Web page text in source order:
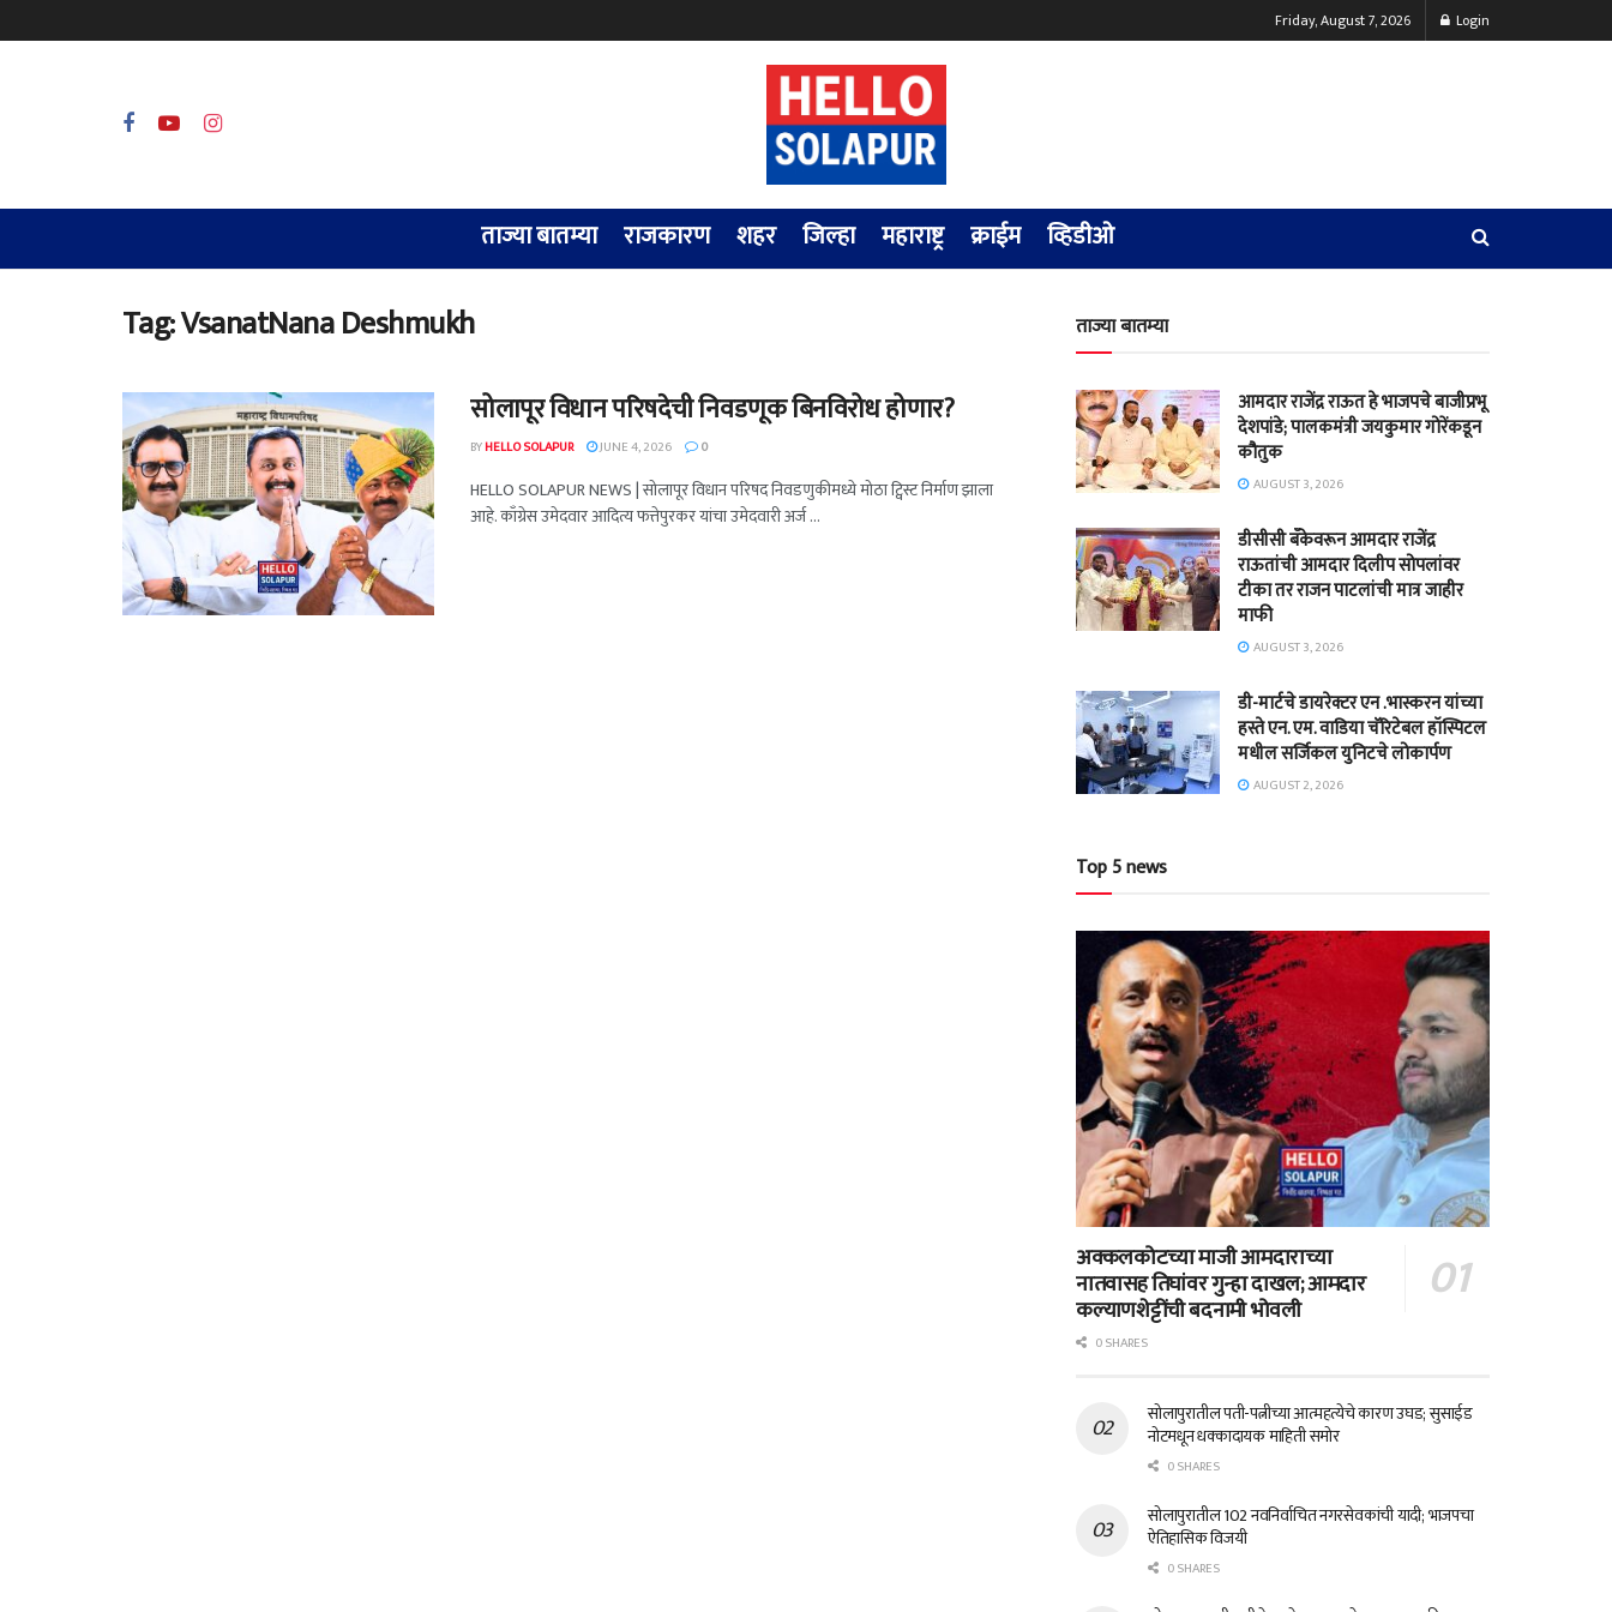
Friday, August 7, 2026 Login
ताज्या बातम्या राजकारण शहर जिल्हा महाराष्ट्र क्राईम व्हिडीओ
Tag:VsanatNana Deshmukh
सोलापूर विधान परिषदेची निवडणूक बिनविरोध होणार?
BYHELLO SOLAPUR JUNE 4, 2026 0
HELLO SOLAPUR NEWS | सोलापूर विधान परिषद निवडणुकीमध्ये मोठा ट्विस्ट निर्माण झाला
आहे. काँग्रेस उमेदवार आदित्य फत्तेपुरकर यांचा उमेदवारी अर्ज ...
ताज्या बातम्या
आमदार राजेंद्र राऊत हे भाजपचे बाजीप्रभू
देशपांडे; पालकमंत्री जयकुमार गोरेंकडून
कौतुक
AUGUST 3, 2026
डीसीसी बँकेवरून आमदार राजेंद्र
राऊतांची आमदार दिलीप सोपलांवर
टीका तर राजन पाटलांची मात्र जाहीर
माफी
AUGUST 3, 2026
डी-मार्टचे डायरेक्टर एन .भास्करन यांच्या
हस्ते एन. एम. वाडिया चॅरिटेबल हॉस्पिटल
मधील सर्जिकल युनिटचे लोकार्पण
AUGUST 2, 2026
Top 5 news
अक्कलकोटच्या माजी आमदाराच्या
नातवासह तिघांवर गुन्हा दाखल; आमदार
कल्याणशेट्टींची बदनामी भोवली
0 SHARES
सोलापुरातील पती-पत्नीच्या आत्महत्येचे कारण उघड; सुसाईड
नोटमधून धक्कादायक माहिती समोर
0 SHARES
सोलापुरातील 102 नवनिर्वाचित नगरसेवकांची यादी; भाजपचा
ऐतिहासिक विजयी
0 SHARES